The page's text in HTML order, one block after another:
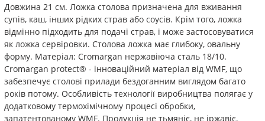
Довжина 21 см. Ложка столова призначена для вживання
супів, каш, інших рідких страв або соусів. Крім того, ложка
відмінно підходить для подачі страв, і може застосовуватися
як ложка сервіровки. Столова ложка має глибоку, овальну
форму. Матеріал: Cromargan нержавіюча сталь 18/10.
Cromargan protect® - інноваційний матеріал від WMF, що
забезпечує столові прилади бездоганним виглядом багато
років потому. Особливість технології виробництва полягає у
додатковому термохімічному процесі обробки,
запатентованому WMF. Продукція не тьмяніє, не іржавіє,